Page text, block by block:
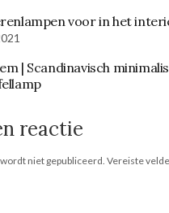
voor in het
| Scandinavisch
reactie
niet gepubliceerd. Vereiste